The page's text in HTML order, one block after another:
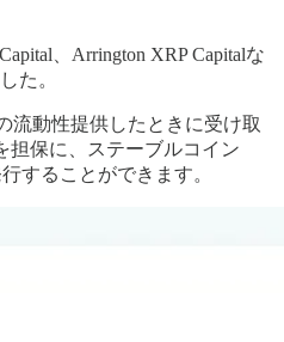
、Arrington XRP Capitalな
た。
流動性提供したときに受け取
担保に、ステーブルコイン
することができます。